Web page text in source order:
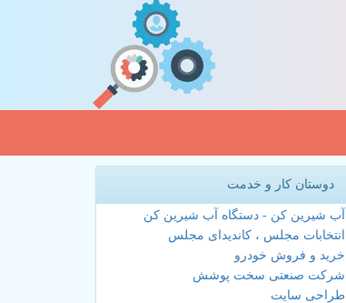
دوستان کار و خدمت
آب شیرین کن - دستگاه آب شیرین کن
انتخابات مجلس ، کاندیدای مجلس
خرید و فروش خودرو
شرکت صنعتی سخت پوشش
طراحی سایت